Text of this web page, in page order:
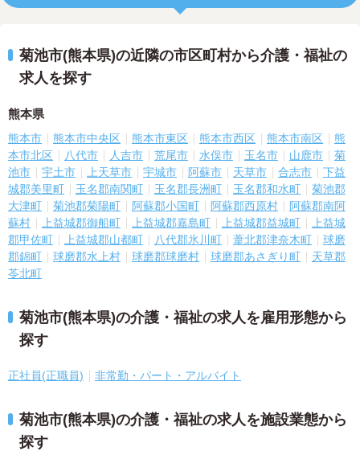
菊池市(熊本県)の近隣の市区町村から介護・福祉の
求人を探す
熊本県
熊本市 熊本市中央区 熊本市東区 熊本市西区 熊本市南区
熊
本市北区
八代市 人吉市 荒尾市 水俣市 玉名市 山鹿市
菊
池市
宇土市 上天草市 宇城市 阿蘇市 天草市 合志市
下益
城郡美里町
玉名郡南関町 玉名郡長洲町 玉名郡和水町
菊池郡
大津町
菊池郡菊陽町 阿蘇郡小国町 阿蘇郡西原村
阿蘇郡南阿
蘇村
上益城郡御船町 上益城郡嘉島町 上益城郡益城町
上益城
郡甲佐町
上益城郡山都町 八代郡氷川町 葦北郡津奈木町
球磨
郡錦町
球磨郡水上村 球磨郡球磨村 球磨郡あさぎり町
天草郡
苓北町
菊池市(熊本県)の介護・福祉の求人を雇用形態から
探す
正社員(正職員) 非常勤・パート・アルバイト
菊池市(熊本県)の介護・福祉の求人を施設業態から
探す